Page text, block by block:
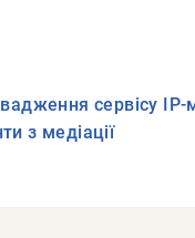
сервісу ІР-
з медіації